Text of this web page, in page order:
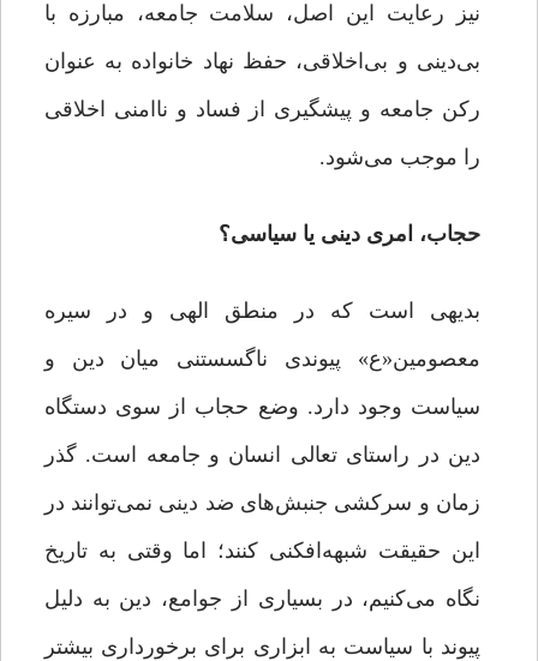
نیز رعایت این اصل، سلامت جامعه، مبارزه با
بی‌دینی و بی‌اخلاقی، حفظ نهاد خانواده به عنوان
رکن جامعه و پیشگیری از فساد و ناامنی اخلاقی
را موجب می‌شود.
حجاب، امری دینی یا سیاسی؟
بدیهی است که در منطق الهی و در سیره
معصومین«ع» پیوندی ناگسستنی میان دین و
سیاست وجود دارد. وضع حجاب از سوی دستگاه
دین در راستای تعالی انسان و جامعه است. گذر
زمان و سرکشی جنبش‌های ضد دینی نمی‌توانند در
این حقیقت شبهه‌افکنی کنند؛ اما وقتی به تاریخ
نگاه می‌کنیم، در بسیاری از جوامع، دین به دلیل
پیوند با سیاست به ابزاری برای برخورداری بیشتر